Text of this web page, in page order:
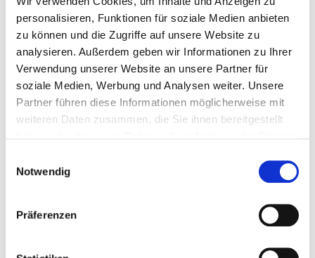
personalisieren, Funktionen für soziale Medien anbieten
zu können und die Zugriffe auf unsere Website zu
analysieren. Außerdem geben wir Informationen zu Ihrer
Verwendung unserer Website an unsere Partner für
soziale Medien, Werbung und Analysen weiter. Unsere
Partner führen diese Informationen möglicherweise mit
weiteren Daten zusammen, die Sie ihnen bereitgestellt
Notwendig
Präferenzen
Anwendungsszenarien für deutsche Umwelttechnologien auf.
Die Publikation ist in englischer Sprache.